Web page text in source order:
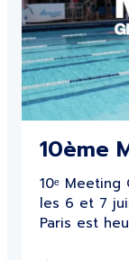
10ème
10ᵉ Meeting
les 6 et 7
Paris est